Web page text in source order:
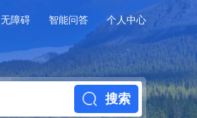
无障碍 智能问答 个人中心
搜索